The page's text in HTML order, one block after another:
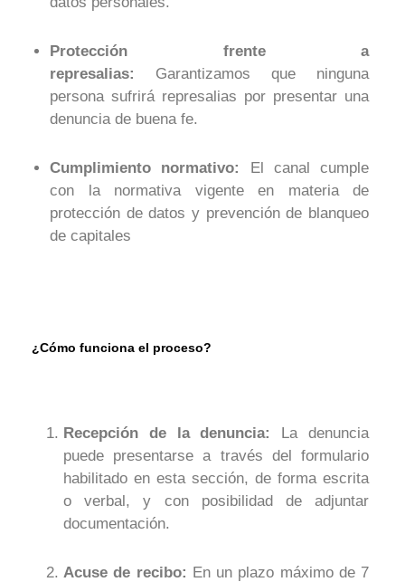
Protección frente a
represalias:
Garantizamos que ninguna
persona sufrirá represalias por presentar una
denuncia de buena fe.
Cumplimiento normativo:
El canal cumple
con la normativa vigente en materia de
protección de datos y prevención de blanqueo
de capitales
¿Cómo funciona el proceso?
Recepción de la denuncia:
La denuncia
puede presentarse a través del formulario
habilitado en esta sección, de forma escrita
o verbal, y con posibilidad de adjuntar
documentación.
Acuse de recibo: En un plazo máximo de 7